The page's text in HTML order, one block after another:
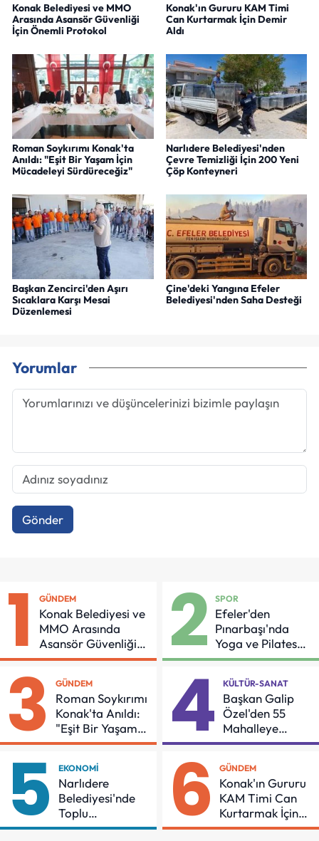
Konak Belediyesi ve MMO
Arasında Asansör Güvenliği
İçin Önemli Protokol
Konak'ın Gururu KAM Timi
Can Kurtarmak İçin Demir
Aldı
Roman Soykırımı Konak'ta
Anıldı: "Eşit Bir Yaşam İçin
Mücadeleyi Sürdüreceğiz"
Narlıdere Belediyesi'nden
Çevre Temizliği İçin 200 Yeni
Çöp Konteyneri
Başkan Zencirci'den Aşırı
Sıcaklara Karşı Mesai
Düzenlemesi
Çine'deki Yangına Efeler
Belediyesi'nden Saha Desteği
Yorumlar
Gönder
1 GÜNDEM
Konak Belediyesi ve
MMO Arasında
Asansör Güvenliği
İçin Önemli Protokol
2 SPOR
Efeler'den
Pınarbaşı'nda
Yoga ve Pilates
Buluşması
3 GÜNDEM
Roman Soykırımı
Konak'ta Anıldı:
"Eşit Bir Yaşam
İçin Mücadeleyi
4 KÜLTÜR-SANAT
Başkan Galip
Özel'den 55
Mahalleye
Çocuk Şenliği
5 EKONOMI
Narlıdere
Belediyesi'nde
Toplu
Sözleşmeye
6 GÜNDEM
Konak'ın Gururu
KAM Timi Can
Kurtarmak İçin
Demir Aldı